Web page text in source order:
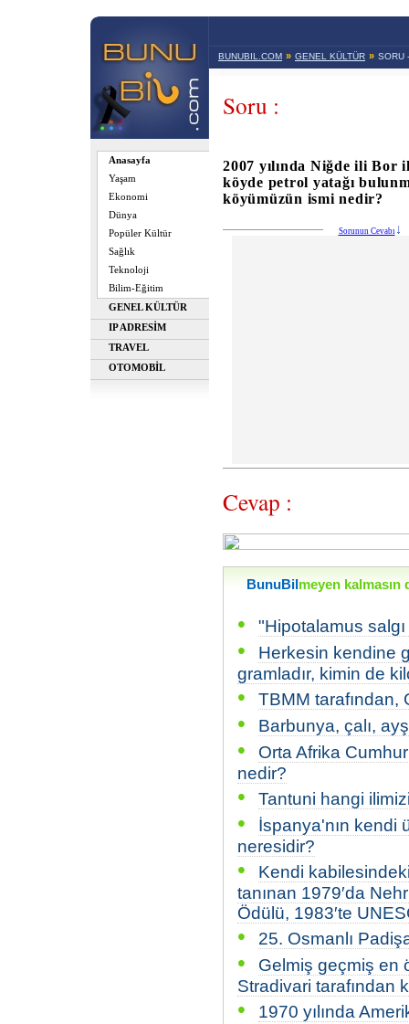
Anasayfa
Yaşam
Ekonomi
Dünya
Popüler Kültür
Sağlık
Teknoloji
Bilim-Eğitim
GENEL KÜLTÜR
IP ADRESİM
TRAVEL
OTOMOBİL
BUNUBIL.COM » GENEL KÜLTÜR » SORU
Soru :
2007 yılında Niğde ili Bor
köyde petrol yatağı
köyümüzün ismi nedir?
Sorunun Cevabı
Cevap :
BunuBil meyen kalmasın
• "Hipotalamus
•
Herkesin kendine
gramladır, kimin de
• TBMM tarafından,
• Barbunya, çalı,
•
Orta Afrika
nedir?
• Tantuni hangi
•
İspanya'nın kendi
neresidir?
•
Kendi
tanınan 1979′da
Ödülü, 1983′te
• 25. Osmanlı
•
Gelmiş geçmiş en
Stradivari tarafından
• 1970 yılında